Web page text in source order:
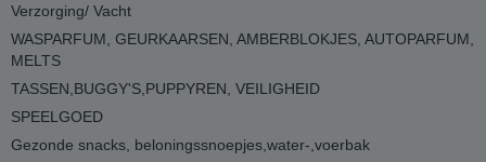
Verzorging/ Vacht
WASPARFUM, GEURKAARSEN, AMBERBLOKJES, AUTOPARFUM,
MELTS
TASSEN,BUGGY'S,PUPPYREN, VEILIGHEID
SPEELGOED
Gezonde snacks, beloningssnoepjes,water-,voerbak